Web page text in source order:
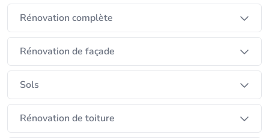
Rénovation complète
Rénovation de façade
Sols
Rénovation de toiture